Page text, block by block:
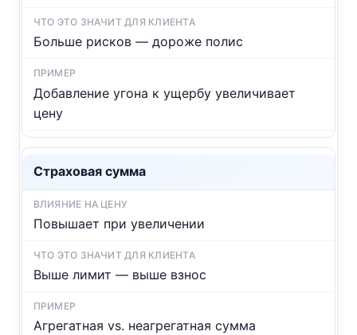
Больше рисков — дороже полис
Добавление угона к ущербу увеличивает
цену
Страховая сумма
Повышает при увеличении
Выше лимит — выше взнос
Агрегатная vs. неагрегатная сумма